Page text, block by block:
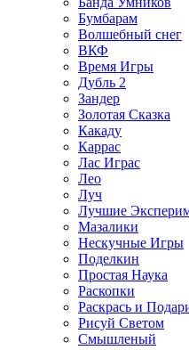
Бумбарам
Волшебный снег
ВКФ
Время Игры
Дубль 2
Зандер
Золотая Сказка
Какаду
Каррас
Лас Играс
Лео
Луч
Лучшие
Мазалики
Нескучные Игры
Поделкин
Простая Наука
Раскопки
Раскрась и
Рисуй Светом
Смышленый